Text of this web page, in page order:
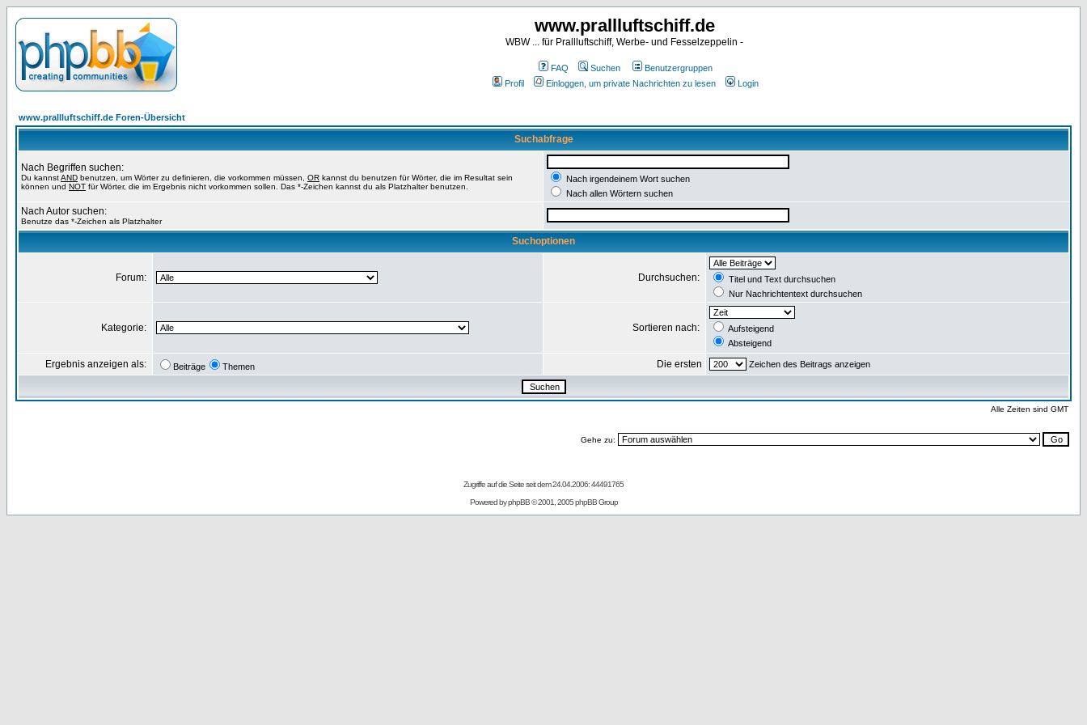
www.prallluftschiff.de
WBW ... für Prallluftschiff, Werbe- und Fesselzeppelin -
FAQ Suchen
Benutzergruppen
Profil
Einloggen, um private Nachrichten zu lesen Login
www.prallluftschiff.de Foren-Übersicht
Suchabfrage
Nach Begriffen suchen:
Du kannstAND benutzen, um Wörter zu definieren, die vorkommen müssen, OR kannst du benutzen für Wörter, die im Resultat sein
können und NOT für Wörter, die im Ergebnis nicht vorkommen sollen. Das *-Zeichen kannst du als Platzhalter benutzen.
Nach irgendeinem Wort suchen
Nach allen Wörtern suchen
Nach Autor suchen:
Benutze das *-Zeichen als Platzhalter
Suchoptionen
Forum: Durchsuchen:
Titel und Text durchsuchen
Nur Nachrichtentext durchsuchen
Kategorie: Sortieren nach:
Aufsteigend
Absteigend
Ergebnis anzeigen als: Beiträge Themen Die ersten Zeichen des Beitrags anzeigen
Alle Zeiten sind GMT
Gehe zu:
Zugriffe auf die Seite seit dem 24.04.2006: 44491765
Powered byphpBB© 2001, 2005 phpBB Group